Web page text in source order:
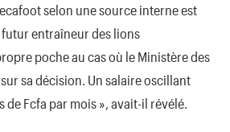
selon une source interne est
futur entraîneur des lions
poche au cas où le Ministère des
sa décision. Un salaire oscillant
de Fcfa par mois », avait-il révélé.